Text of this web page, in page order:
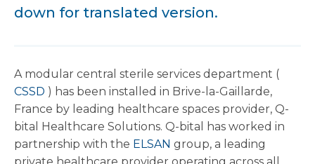
down for translated version.
A modular central sterile services department (
CSSD ) has been installed in Brive-la-Gaillarde,
France by leading healthcare spaces provider, Q-
bital Healthcare Solutions. Q-bital has worked in
partnership with the ELSAN group, a leading